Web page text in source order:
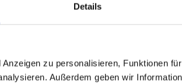
Details
zu personalisieren, Funktionen
Außerdem geben wir